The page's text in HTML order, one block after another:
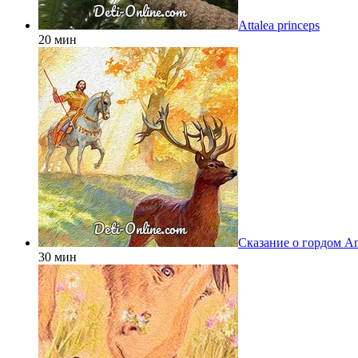
Attalea princeps
20 мин
Сказание о гордом
30 мин